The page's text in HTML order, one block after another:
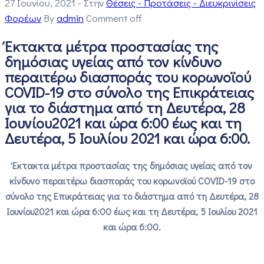
Φορέων Byadmin Comment off
Έκτακτα μέτρα προστασίας της
δημόσιας υγείας από τον κίνδυνο
περαιτέρω διασποράς του κορωνοϊού
COVID-19 στο σύνολο της Επικράτειας
για το διάστημα από τη Δευτέρα, 28
Ιουνίου2021 και ώρα 6:00 έως και τη
Δευτέρα, 5 Ιουλίου 2021 και ώρα 6:00.
Έκτακτα μέτρα προστασίας της δημόσιας υγείας από τον
κίνδυνο περαιτέρω διασποράς του κορωνοϊού COVID-19 στο
σύνολο της Επικράτειας για το διάστημα από τη Δευτέρα, 28
Ιουνίου2021 και ώρα 6:00 έως και τη Δευτέρα, 5 Ιουλίου 2021
και ώρα 6:00.